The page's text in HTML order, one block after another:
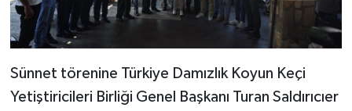
​Sünnet törenine Türkiye Damızlık Koyun Keçi
Yetiştiricileri Birliği Genel Başkanı Turan Saldırıcıer